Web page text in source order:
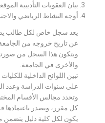
بيان العقوبات التأديبية
أوجه النشاط الرياضي
يعد سجل خاص لكل طالب
عن تاريخ خروجه من
ويتكون هذا السجل من
والأخرى في الجامعة.
تبين اللوائح الداخلية
على سنوات الدراسة وعدد
وتحدد مجالس الأقسام
كل مقرر، ويصدر باعتمادها
يكون لكل كلية دليل يتضمن